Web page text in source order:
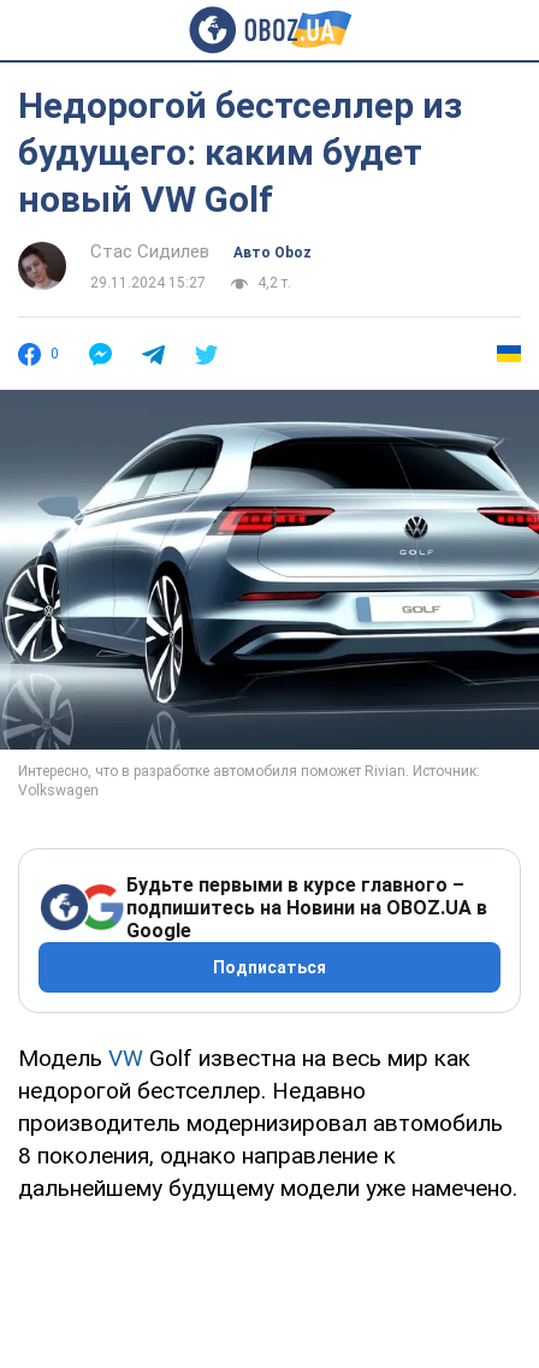
Недорогой бестселлер из
будущего: каким будет
новый VW Golf
Стас Сидилев
Авто Oboz
29.11.2024 15:27
4,2 т.
0
Будьте первыми в курсе главного –
подпишитесь на Новини на OBOZ.UA в
Google
Подписаться
Модель VW Golf известна на весь мир как
недорогой бестселлер. Недавно
производитель модернизировал автомобиль
8 поколения, однако направление к
дальнейшему будущему модели уже намечено.